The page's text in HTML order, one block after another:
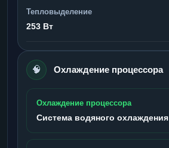
Тепловыделение
253 Вт
🧠 Охлаждение процессора
Охлаждение процессора
Система водяного охлаждения